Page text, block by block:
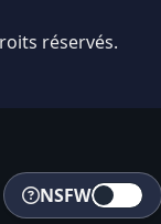
NSFW
réservés.